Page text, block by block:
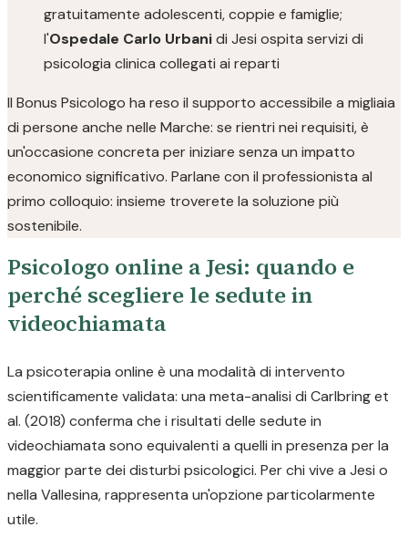
gratuitamente adolescenti, coppie e famiglie;
l'Ospedale Carlo Urbanidi Jesi ospita servizi di
psicologia clinica collegati ai reparti
Il Bonus Psicologo ha reso il supporto accessibile a migliaia
di persone anche nelle Marche: se rientri nei requisiti, è
un'occasione concreta per iniziare senza un impatto
economico significativo. Parlane con il professionista al
primo colloquio: insieme troverete la soluzione più
sostenibile.
Psicologo online a Jesi: quando e
perché scegliere le sedute in
videochiamata
La psicoterapia online è una modalità di intervento
scientificamente validata: una meta-analisi di Carlbring et
al. (2018) conferma che i risultati delle sedute in
videochiamata sono equivalenti a quelli in presenza per la
maggior parte dei disturbi psicologici. Per chi vive a Jesi o
nella Vallesina, rappresenta un'opzione particolarmente
utile.